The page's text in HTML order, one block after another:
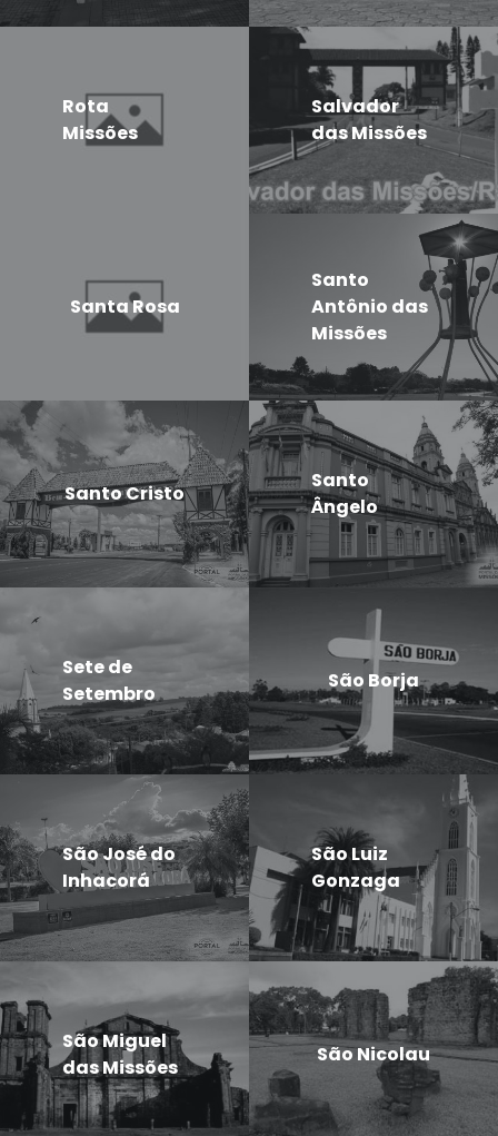
Rota
Missões
Salvador
das Missões
Santa Rosa
Santo
Antônio das
Missões
Santo Cristo
Santo
Ângelo
Sete de
Setembro
São Borja
São José do
Inhacorá
São Luiz
Gonzaga
São Miguel
das Missões
São Nicolau